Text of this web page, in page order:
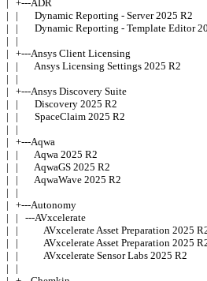
|   +---ADR
|   |       Dynamic Reporting - Server 2025 R2
|   |       Dynamic Reporting - Template Editor
|   |
|   +---Ansys Client Licensing
|   |       Ansys Licensing Settings 2025 R2
|   |
|   +---Ansys Discovery Suite
|   |       Discovery 2025 R2
|   |       SpaceClaim 2025 R2
|   |
|   +---Aqwa
|   |       Aqwa 2025 R2
|   |       AqwaGS 2025 R2
|   |       AqwaWave 2025 R2
|   |
|   +---Autonomy
|   |   ---AVxcelerate
|   |           AVxcelerate Asset Preparation 2025
|   |           AVxcelerate Asset Preparation 2025
|   |           AVxcelerate Sensor Labs 2025 R2
|   |